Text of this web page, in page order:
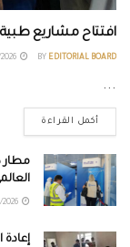
افتتاح مشاريع
BY EDITORIAL BOARD
...
أكمل القراءة
مطار